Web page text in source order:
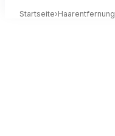
Startseite›Haarentfernung